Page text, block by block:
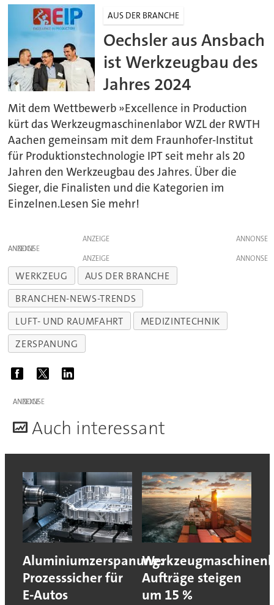
AUS DER BRANCHE
Oechsler aus Ansbach
ist Werkzeugbau des
Jahres 2024
Mit dem Wettbewerb »Excellence in Production
kürt das Werkzeugmaschinenlabor WZL der RWTH
Aachen gemeinsam mit dem Fraunhofer-Institut
für Produktionstechnologie IPT seit mehr als 20
Jahren den Werkzeugbau des Jahres. Über die
Sieger, die Finalisten und die Kategorien im
Einzelnen.Lesen Sie mehr!
ANZEIGE
ANZEIGE
ANZEIGE
WERKZEUG
AUS DER BRANCHE
BRANCHEN-NEWS-TRENDS
LUFT- UND RAUMFAHRT
MEDIZINTECHNIK
ZERSPANUNG
ANZEIGE
Auch interessant
Aluminiumzerspanung:
Prozesssicher für
E-Autos
Aufträge steigen
um 15 %